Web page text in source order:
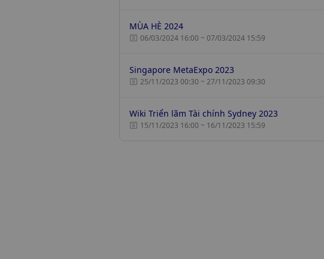
MÙA HÈ 2024
06/03/2024 16:00 ~ 07/03/2024 15:59
Singapore MetaExpo 2023
25/11/2023 00:30 ~ 27/11/2023 09:30
Wiki Triển lãm Tài chính Sydney 2023
15/11/2023 16:00 ~ 16/11/2023 15:59